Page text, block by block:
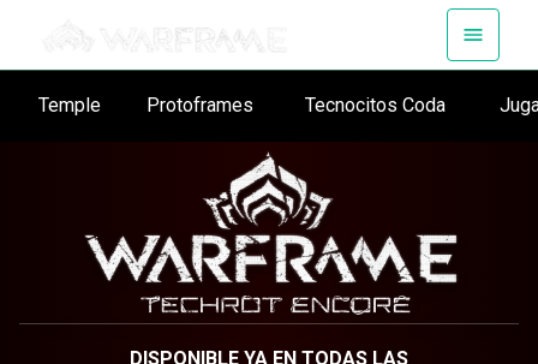
Temple Protoframes Tecnocitos Coda
DISPONIBLE YA EN TODAS LAS